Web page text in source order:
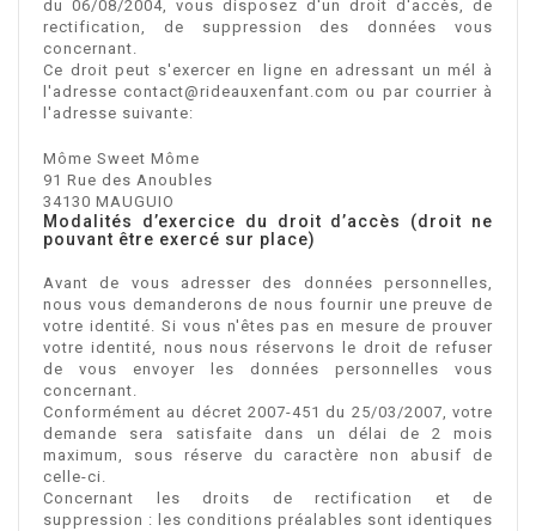
du 06/08/2004, vous disposez d'un droit d'accès, de
rectification, de suppression des données vous
concernant.
Ce droit peut s'exercer en ligne en adressant un mél à
l'adresse contact@rideauxenfant.com ou par courrier à
l'adresse suivante:
Môme Sweet Môme
91 Rue des Anoubles
34130 MAUGUIO
Modalités d’exercice du droit d’accès (droit ne
pouvant être exercé sur place)
Avant de vous adresser des données personnelles,
nous vous demanderons de nous fournir une preuve de
votre identité. Si vous n'êtes pas en mesure de prouver
votre identité, nous nous réservons le droit de refuser
de vous envoyer les données personnelles vous
concernant.
Conformément au décret 2007-451 du 25/03/2007, votre
demande sera satisfaite dans un délai de 2 mois
maximum, sous réserve du caractère non abusif de
celle-ci.
Concernant les droits de rectification et de
suppression : les conditions préalables sont identiques